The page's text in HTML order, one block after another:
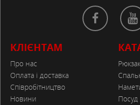
КЛІЄНТАМ
Про нас
Оплата і доставка
Співробітництво
Новини
Посуд